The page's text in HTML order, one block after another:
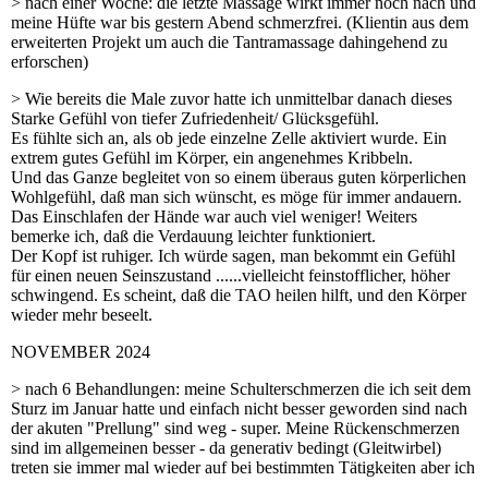
meine Hüfte war bis gestern Abend schmerzfrei. (Klientin aus dem
erweiterten Projekt um auch die Tantramassage dahingehend zu
erforschen)
> Wie bereits die Male zuvor hatte ich unmittelbar danach dieses
Starke Gefühl von tiefer Zufriedenheit/ Glücksgefühl.
Es fühlte sich an, als ob jede einzelne Zelle aktiviert wurde. Ein
extrem gutes Gefühl im Körper, ein angenehmes Kribbeln.
Und das Ganze begleitet von so einem überaus guten körperlichen
Wohlgefühl, daß man sich wünscht, es möge für immer andauern.
Das Einschlafen der Hände war auch viel weniger! Weiters
bemerke ich, daß die Verdauung leichter funktioniert.
Der Kopf ist ruhiger. Ich würde sagen, man bekommt ein Gefühl
für einen neuen Seinszustand ......vielleicht feinstofflicher, höher
schwingend. Es scheint, daß die TAO heilen hilft, und den Körper
wieder mehr beseelt.
NOVEMBER 2024
> nach 6 Behandlungen: meine Schulterschmerzen die ich seit dem
Sturz im Januar hatte und einfach nicht besser geworden sind nach
der akuten "Prellung" sind weg - super. Meine Rückenschmerzen
sind im allgemeinen besser - da generativ bedingt (Gleitwirbel)
treten sie immer mal wieder auf bei bestimmten Tätigkeiten aber ich